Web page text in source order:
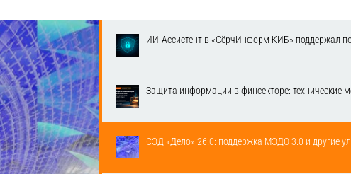
ИИ-Ассистент в «СёрчИнформ КИБ» поддержал
Защита информации в финсекторе: технические
СЭД «Дело» 26.0: поддержка МЭДО 3.0 и другие